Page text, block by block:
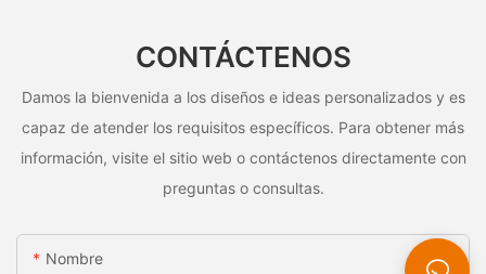
CONTÁCTENOS
Damos la bienvenida a los diseños e ideas personalizados y es
capaz de atender los requisitos específicos. Para obtener más
información, visite el sitio web o contáctenos directamente con
preguntas o consultas.
Nombre